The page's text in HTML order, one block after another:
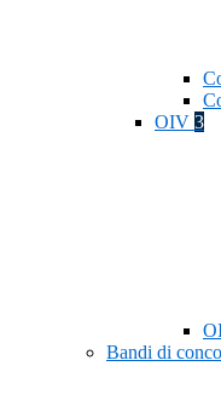
OIV 3
Bandi di